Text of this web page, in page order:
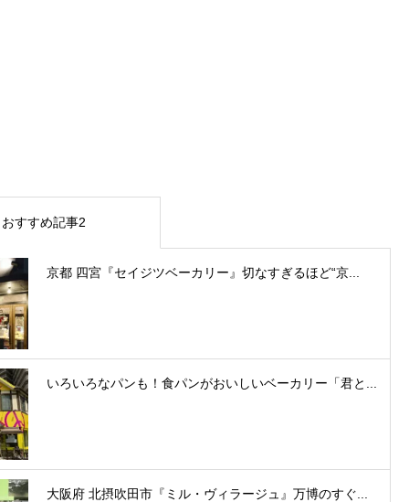
おすすめ記事2
京都 四宮『セイジツベーカリー』切なすぎるほど“京...
いろいろなパンも！食パンがおいしいベーカリー「君と...
大阪府 北摂吹田市『ミル・ヴィラージュ』万博のすぐ...